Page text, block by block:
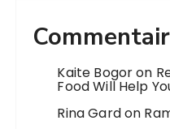
Kaite Bogoron
Food Will Help
Rina Gardon